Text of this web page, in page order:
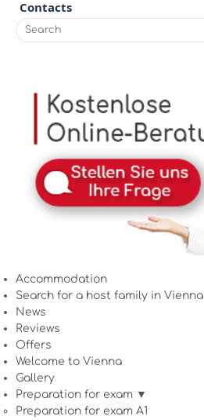
Contacts
Accommodation
Search for a host family in Vienna
News
Reviews
Offers
Welcome to Vienna
Gallery
Preparation for exam ▼
Preparation for exam A1